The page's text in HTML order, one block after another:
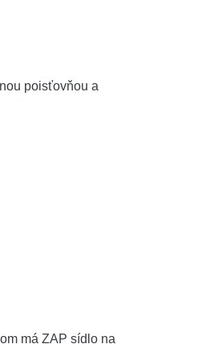
poisťovňou a
má ZAP sídlo na